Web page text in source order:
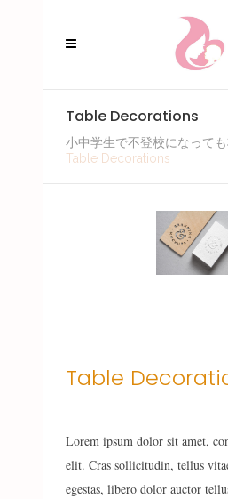
Table Decorations
小中学生で不登校になって
Table Decorations
Table
Lorem ipsum dolor sit amet,
elit. Cras sollicitudin, tellus
egestas, libero dolor auctor